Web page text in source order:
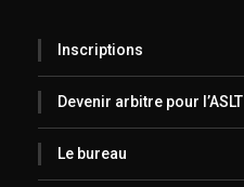
Inscriptions
Devenir arbitre pour l’ASLT
Le bureau